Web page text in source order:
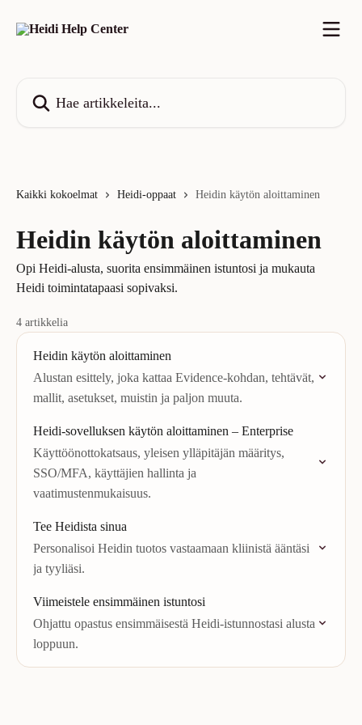
Kaikki kokoelmat Heidi-oppaat Heidin käytön aloittaminen
Heidin käytön aloittaminen
Opi Heidi-alusta, suorita ensimmäinen istuntosi ja mukauta
Heidi toimintatapaasi sopivaksi.
4 artikkelia
Heidin käytön aloittaminen
Alustan esittely, joka kattaa Evidence-kohdan, tehtävät,
mallit, asetukset, muistin ja paljon muuta.
Heidi-sovelluksen käytön aloittaminen – Enterprise
Käyttöönottokatsaus, yleisen ylläpitäjän määritys,
SSO/MFA, käyttäjien hallinta ja
vaatimustenmukaisuus.
Tee Heidista sinua
Personalisoi Heidin tuotos vastaamaan kliinistä ääntäsi
ja tyyliäsi.
Viimeistele ensimmäinen istuntosi
Ohjattu opastus ensimmäisestä Heidi-istunnostasi alusta
loppuun.